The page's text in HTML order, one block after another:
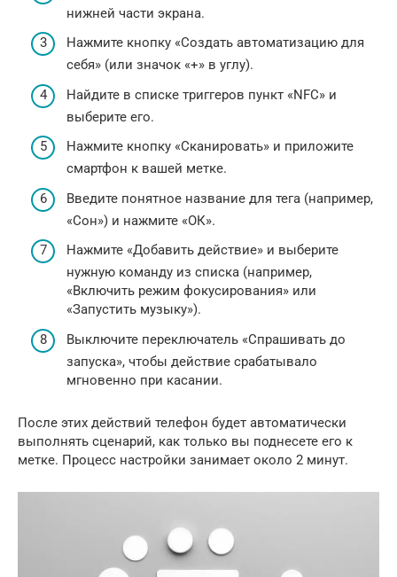
нижней части экрана.
Нажмите кнопку «Создать автоматизацию для
себя» (или значок «+» в углу).
Найдите в списке триггеров пункт «NFC» и
выберите его.
Нажмите кнопку «Сканировать» и приложите
смартфон к вашей метке.
Введите понятное название для тега (например,
«Сон») и нажмите «ОК».
Нажмите «Добавить действие» и выберите
нужную команду из списка (например,
«Включить режим фокусирования» или
«Запустить музыку»).
Выключите переключатель «Спрашивать до
запуска», чтобы действие срабатывало
мгновенно при касании.
После этих действий телефон будет автоматически
выполнять сценарий, как только вы поднесете его к
метке. Процесс настройки занимает около 2 минут.